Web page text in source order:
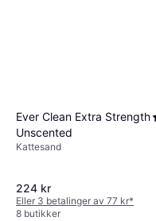
Ever Clean Extra Strength
Unscented
Kattesand
224 kr
Eller 3 betalinger av 77 kr*
8 butikker